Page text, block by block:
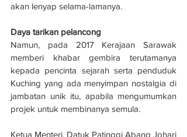
akan lenyap selama-lamanya.
Daya tarikan pelancong
Namun, pada 2017 Kerajaan Sarawak
memberi khabar gembira terutamanya
kepada pencinta sejarah serta penduduk
Kuching yang ada menyimpan nostalgia di
jambatan unik itu, apabila mengumumkan
projek untuk membinanya semula.
Ketua Menteri, Datuk Patinggi Abang Johari